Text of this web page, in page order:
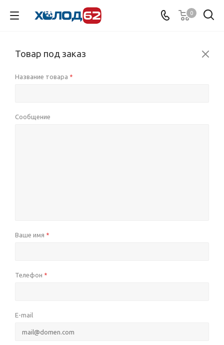
0
Товар под заказ
Название товара *
Сообщение
Ваше имя *
Телефон *
E-mail